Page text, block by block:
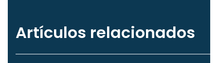
Artículos relacionados